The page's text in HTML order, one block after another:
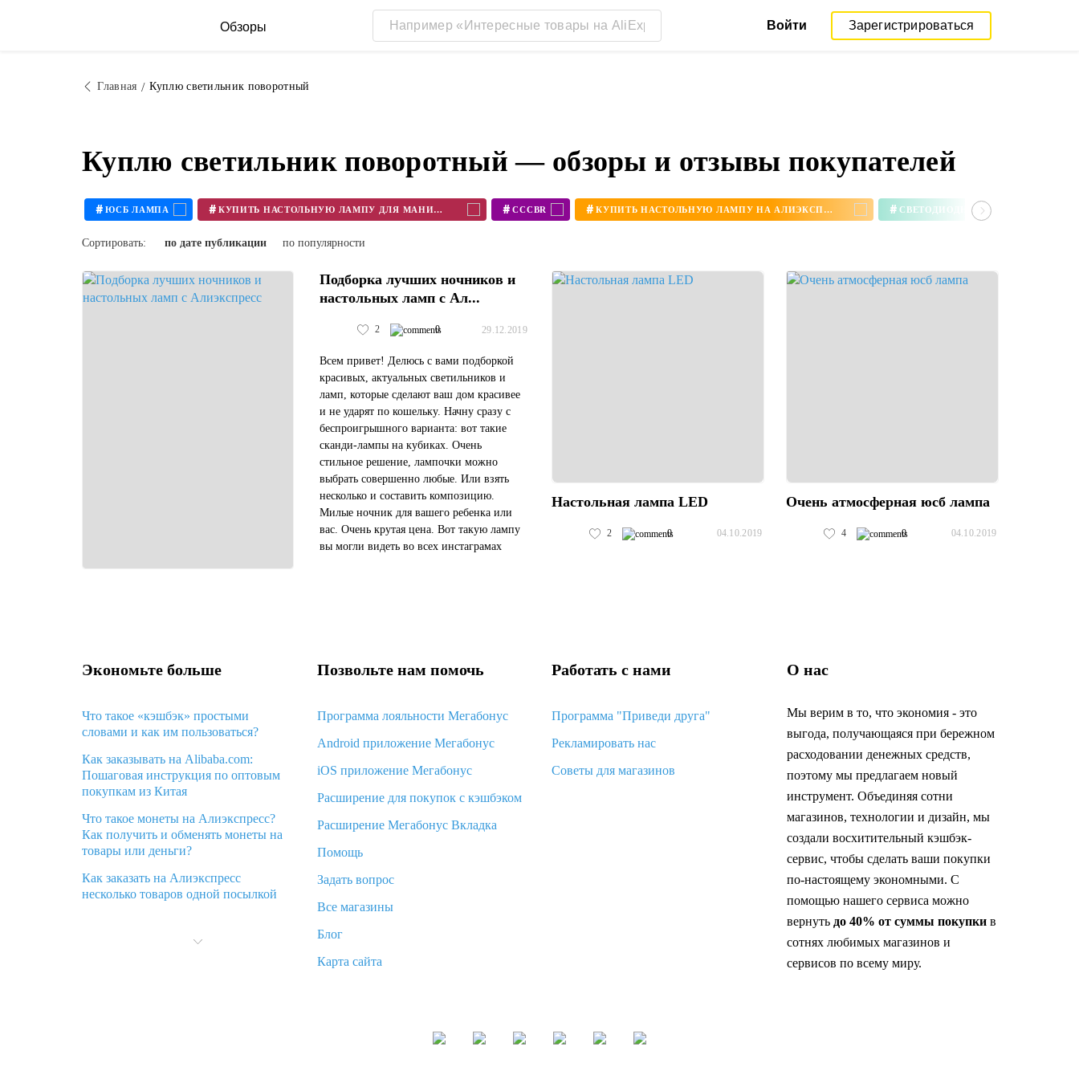
Обзоры Войти Зарегистрироваться
Главная Куплю светильник поворотный
Куплю светильник поворотный — обзоры и отзывы покупателей
# ЮСБ ЛАМПА # КУПИТЬ НАСТОЛЬНУЮ ЛАМПУ ДЛЯ МАНИКЮРА # CCCBR # КУПИТЬ НАСТОЛЬНУЮ ЛАМПУ НА АЛИЭКСПРЕСС #
Сортировать: по дате публикации по популярности
Подборка лучших ночников и
настольных ламп с Ал...
2 0 29.12.2019
Всем привет! Делюсь с вами подборкой
красивых, актуальных светильников и
ламп, которые сделают ваш дом красивее
и не ударят по кошельку. Начну сразу с
беспроигрышного варианта: вот такие
сканди-лампы на кубиках. Очень
стильное решение, лампочки можно
выбрать совершенно любые. Или взять
несколько и составить композицию.
Милые ночник для вашего ребенка или
вас. Очень крутая цена. Вот такую лампу
вы могли видеть во всех инстаграмах
Настольная лампа LED
2 0 04.10.2019
Очень атмосферная юсб лампа
4 0 04.10.2019
Экономьте больше
Что такое «кэшбэк» простыми
словами и как им пользоваться?
Как заказывать на Alibaba.com:
Пошаговая инструкция по оптовым
покупкам из Китая
Что такое монеты на Алиэкспресс?
Как получить и обменять монеты на
товары или деньги?
Как заказать на Алиэкспресс
несколько товаров одной посылкой
Алиэкспресс и что делать?
Позвольте нам помочь
Программа лояльности Мегабонус
Android приложение Мегабонус
iOS приложение Мегабонус
Расширение для покупок с кэшбэком
Расширение Мегабонус Вкладка
Помощь
Задать вопрос
Все магазины
Блог
Карта сайта
Работать с нами
Программа "Приведи друга"
Рекламировать нас
Советы для магазинов
О нас
Мы верим в то, что экономия - это
выгода, получающаяся при бережном
расходовании денежных средств,
поэтому мы предлагаем новый
инструмент. Объединяя сотни
магазинов, технологии и дизайн, мы
создали восхитительный кэшбэк-
сервис, чтобы сделать ваши покупки
по-настоящему экономными. С
помощью нашего сервиса можно
вернуть до 40% от суммы покупкив
сотнях любимых магазинов и
сервисов по всему миру.